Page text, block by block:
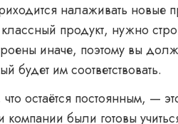
налаживать новые
продукт, нужно
иначе, поэтому вы
будет им соответствовать.
остаётся постоянным, —
компании были готовы